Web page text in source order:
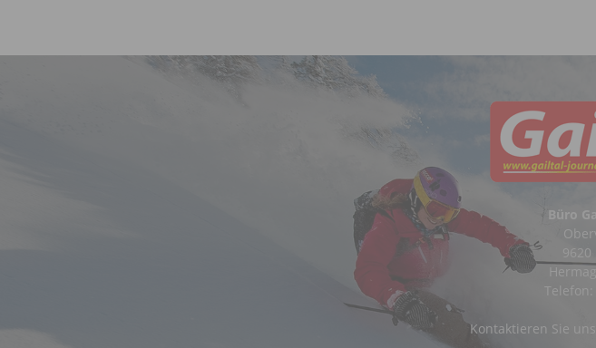
Büro
Telefon:
Kontaktieren Sie uns: